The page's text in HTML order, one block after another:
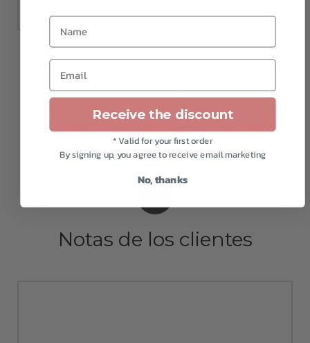
Gratis
FedEx Economy (7-10 business days)
DHL Express (3-4 días)
Notas de los clientes
Name
Email
Receive the discount
* Valid for your first order
By signing up, you agree to receive email marketing
No, thanks